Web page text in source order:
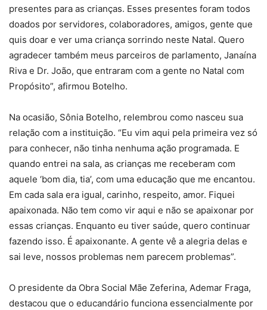
presentes para as crianças. Esses presentes foram todos
doados por servidores, colaboradores, amigos, gente que
quis doar e ver uma criança sorrindo neste Natal. Quero
agradecer também meus parceiros de parlamento, Janaína
Riva e Dr. João, que entraram com a gente no Natal com
Propósito”, afirmou Botelho.
Na ocasião, Sônia Botelho, relembrou como nasceu sua
relação com a instituição. “Eu vim aqui pela primeira vez só
para conhecer, não tinha nenhuma ação programada. E
quando entrei na sala, as crianças me receberam com
aquele ‘bom dia, tia’, com uma educação que me encantou.
Em cada sala era igual, carinho, respeito, amor. Fiquei
apaixonada. Não tem como vir aqui e não se apaixonar por
essas crianças. Enquanto eu tiver saúde, quero continuar
fazendo isso. É apaixonante. A gente vê a alegria delas e
sai leve, nossos problemas nem parecem problemas”.
O presidente da Obra Social Mãe Zeferina, Ademar Fraga,
destacou que o educandário funciona essencialmente por